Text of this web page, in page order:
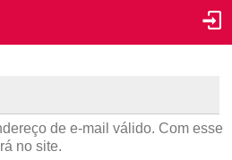
de e-mail válido. Com esse
no site.